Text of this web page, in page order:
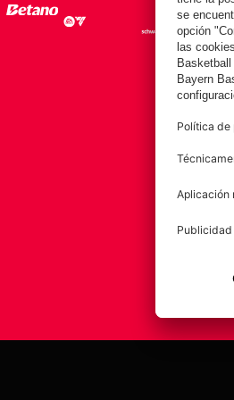
FC
Equipo
Club
Afición